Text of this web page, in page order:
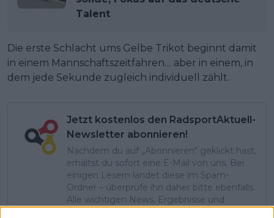
Talent
Die erste Schlacht ums Gelbe Trikot beginnt damit
in einem Mannschaftszeitfahren… aber in einem, in
dem jede Sekunde zugleich individuell zählt.
Jetzt kostenlos den RadsportAktuell-
Newsletter abonnieren!
Nachdem du auf „Abonnieren“ geklickt hast,
erhältst du sofort eine E-Mail von uns. Bei
einigen Lesern landet diese im Spam-
Ordner – überprüfe ihn daher bitte ebenfalls.
Alle wichtigen News, Ergebnisse und